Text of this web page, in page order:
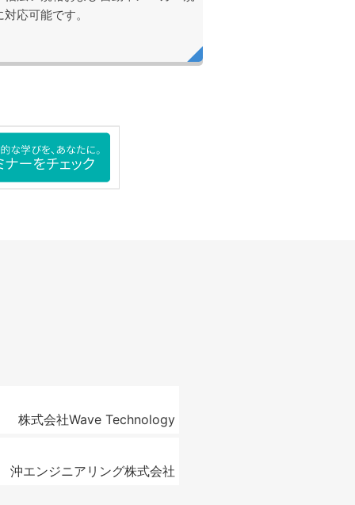
対応可能です。
株式会社Wave Technology
沖エンジニアリング株式会社